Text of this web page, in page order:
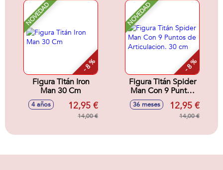
NOVEDAD
- 8 %
Figura Titán Iron
Man 30 Cm
4 años 12,95 €
14,00 €
NOVEDAD
- 8 %
Figura Titán Spider
Man Con 9 Puntos
de Articulacion. 30
cm
36 meses 12,95 €
14,00 €